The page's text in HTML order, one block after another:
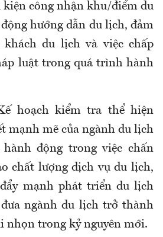
kiện công nhận khu/điểm du
hướng dẫn du lịch, đảm
du lịch và việc chấp
luật trong quá trình hành
hoạch kiểm tra thể hiện
mạnh mẽ của ngành du lịch
động trong việc chấn
chất lượng dịch vụ du lịch,
mạnh phát triển du lịch
ngành du lịch trở thành
nhọn trong kỷ nguyên mới.